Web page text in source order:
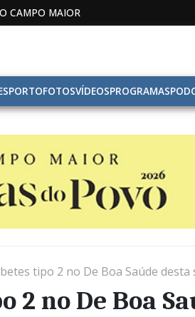
CAMPO MAIOR
FOTOSVÍDEOSPROGRAMAS
tipo 2 no De Boa Saúde desta
2 no De Boa